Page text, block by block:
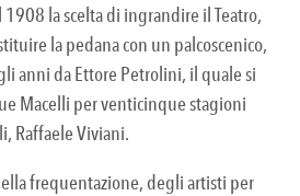
la scelta di ingrandire il Teatro,
la pedana con un palcoscenico,
anni da Ettore Petrolini, il quale si
Macelli per venticinque stagioni
Raffaele Viviani.
frequentazione, degli artisti per